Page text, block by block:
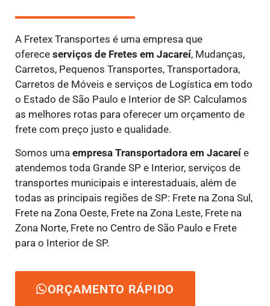
A Fretex Transportes é uma empresa que
oferece serviços de Fretes em Jacareí, Mudanças,
Carretos, Pequenos Transportes, Transportadora,
Carretos de Móveis e serviços de Logística em todo
o Estado de São Paulo e Interior de SP. Calculamos
as melhores rotas para oferecer um orçamento de
frete com preço justo e qualidade.
Somos uma empresa Transportadora em Jacareí e
atendemos toda Grande SP e Interior, serviços de
transportes municipais e interestaduais, além de
todas as principais regiões de SP: Frete na Zona Sul,
Frete na Zona Oeste, Frete na Zona Leste, Frete na
Zona Norte, Frete no Centro de São Paulo e Frete
para o Interior de SP.
ORÇAMENTO RÁPIDO